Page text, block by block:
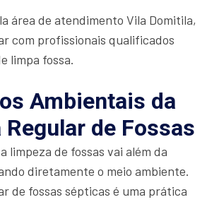
área de atendimento Vila Domitila,
com profissionais qualificados
limpa fossa.
Ambientais da
Regular de Fossas
limpeza de fossas vai além da
diretamente o meio ambiente.
de fossas sépticas é uma prática